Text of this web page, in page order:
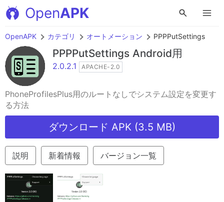
OpenAPK
OpenAPK カテゴリ オートメーション PPPPutSettings
PPPPutSettings Android用
2.0.2.1 APACHE-2.0
PhoneProfilesPlus用のルートなしでシステム設定を変更す
る方法
ダウンロード APK (3.5 MB)
説明 新着情報 バージョン一覧